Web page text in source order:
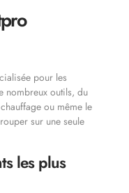
pour les
nombreux outils, du
ou même le
sur une seule
les plus